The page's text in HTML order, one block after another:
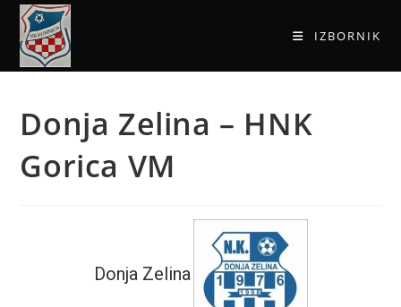
IZBORNIK
Donja Zelina – HNK
Gorica VM
Donja Zelina